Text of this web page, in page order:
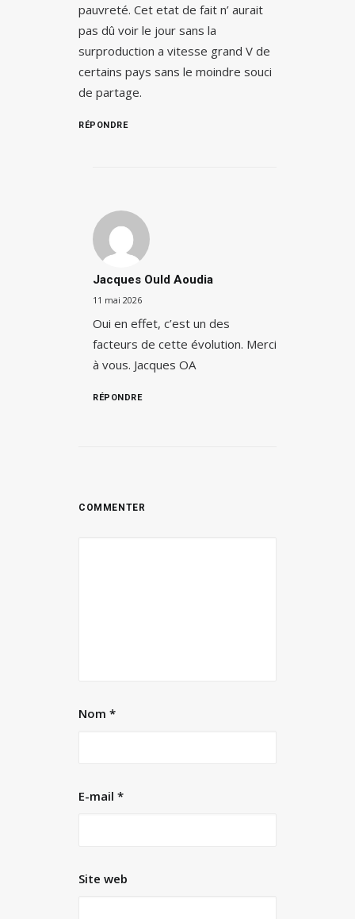
pauvreté. Cet etat de fait n’ aurait
pas dû voir le jour sans la
surproduction a vitesse grand V de
certains pays sans le moindre souci
de partage.
RÉPONDRE
Jacques Ould Aoudia
11 mai 2026
Oui en effet, c’est un des
facteurs de cette évolution. Merci
à vous. Jacques OA
RÉPONDRE
Nom *
E-mail *
Site web